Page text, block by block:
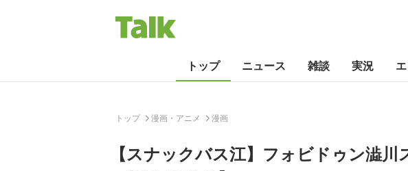
トップ ニュース 雑談 実況
トップ 漫画・アニメ 漫画
【スナックバス江】フォビドゥン澁